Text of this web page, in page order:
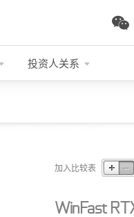
投资人关系
加入比较表
WinFast